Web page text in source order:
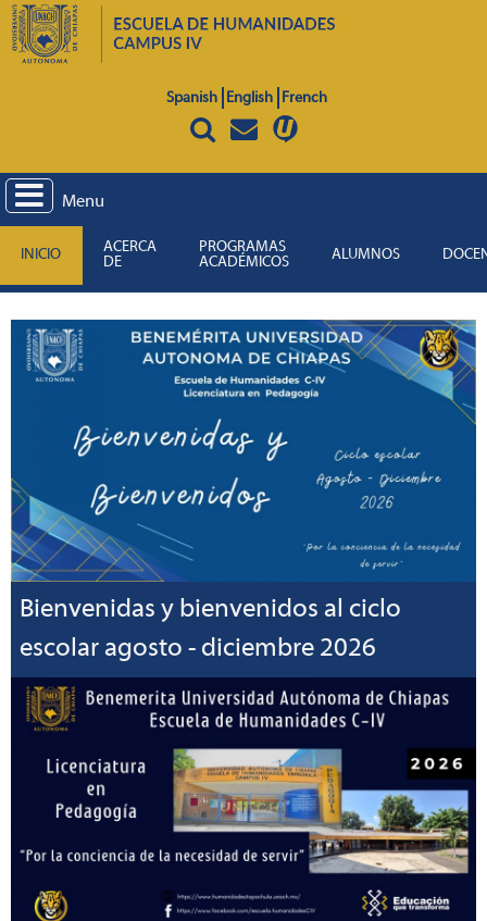
Spanish English French
Menu
INICIO
ACERCA
DE
PROGRAMAS
ACADÉMICOS
ALUMNOS
Bienvenidas y bienvenidos al ciclo
escolar agosto - diciembre 2026